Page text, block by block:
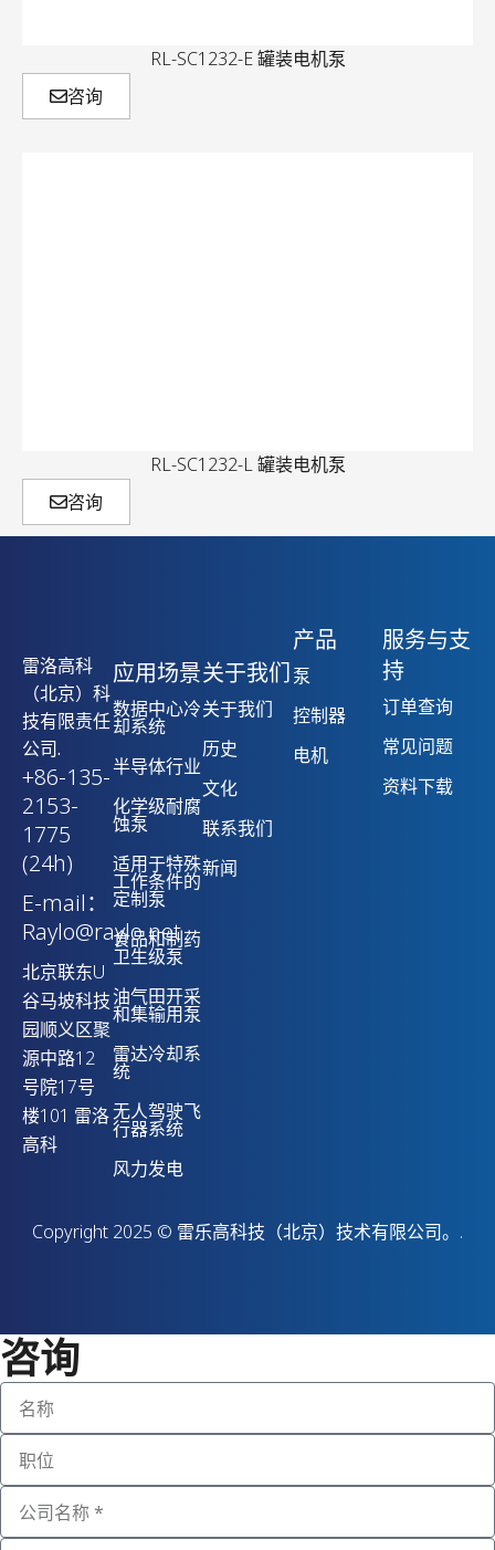
RL-SC1232-E 罐装电机泵
咨询
RL-SC1232-L 罐装电机泵
咨询
雷洛高科
（北京）科
技有限责任
公司.
+86-135-
2153-
1775
(24h)
E-mail：
Raylo@raylo.net
北京联东U
谷马坡科技
园顺义区聚
源中路12
号院17号
楼101 雷洛
高科
应用场景
数据中心冷
却系统
半导体行业
化学级耐腐
蚀泵
适用于特殊
工作条件的
定制泵
食品和制药
卫生级泵
油气田开采
和集输用泵
雷达冷却系
统
无人驾驶飞
行器系统
风力发电
关于我们
关于我们
历史
文化
联系我们
新闻
产品
泵
控制器
电机
服务与支
持
订单查询
常见问题
资料下载
Copyright 2025 © 雷乐高科技（北京）技术有限公司。.
咨询